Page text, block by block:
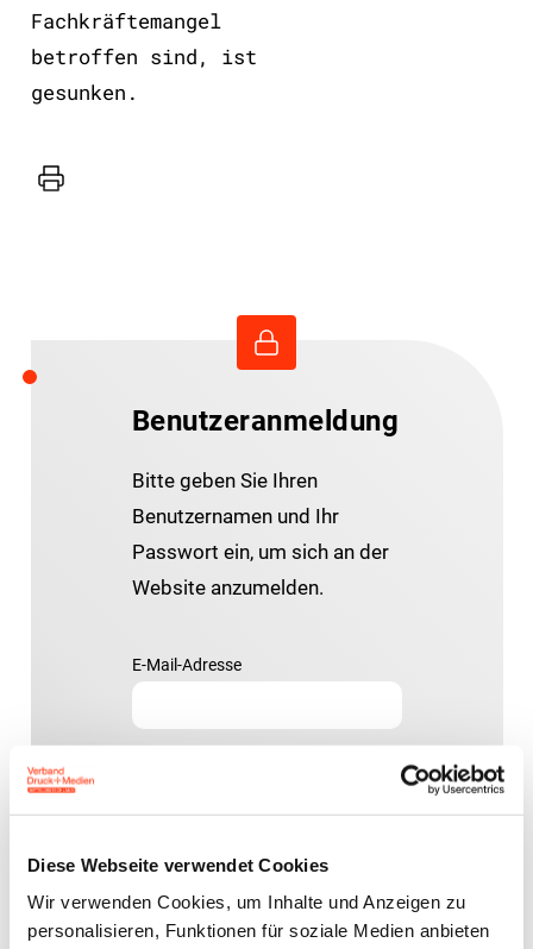
Diese Webseite verwendet Cookies
Wir verwenden Cookies, um Inhalte und Anzeigen zu
personalisieren, Funktionen für soziale Medien anbieten
Fachkräftemangel
betroffen sind, ist
gesunken.
Drucker
Benutzeranmeldung
Bitte geben Sie Ihren
Benutzernamen und Ihr
Passwort ein, um sich an der
Website anzumelden.
E-Mail-Adresse